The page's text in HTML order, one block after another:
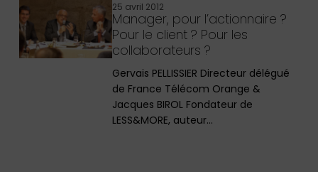
25 avril 2012
Manager, pour l’actionnaire ?
Pour le client ? Pour les
collaborateurs ?
Gervais PELLISSIER Directeur délégué
de France Télécom Orange &
Jacques BIROL Fondateur de
LESS&MORE, auteur…